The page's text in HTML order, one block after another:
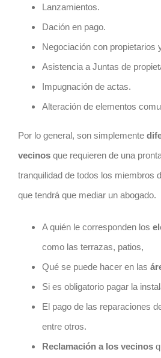
Lanzamientos.
Dación en pago.
Negociación con propietarios
Asistencia a Juntas de
Impugnación de actas.
Alteración de elementos
Por lo general, son simplemente
vecinosque requieren de una
tranquilidad de todos los miembros
que tendrá que mediar un abogado.
A quién le corresponden los
como las terrazas, patios,
Qué se puede hacer en las
Si es obligatorio pagar la
El pago de las reparaciones
entre otros.
Reclamación a los vecinos